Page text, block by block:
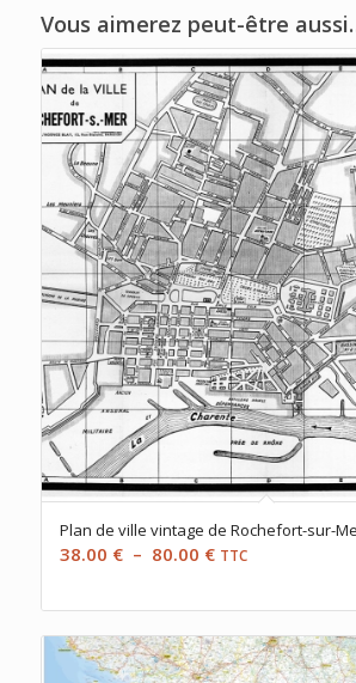
Vous aimerez peut-être
Plan de ville vintage de Rochefort-sur-
38.00 € – 80.00 €Plage
prix :
38.00 €
à
TTC